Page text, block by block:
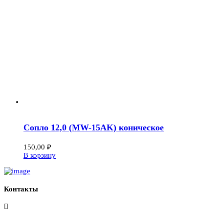
Сопло 12,0 (МW-15AK) коническое
150,00 ₽
В корзину
Контакты